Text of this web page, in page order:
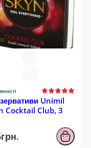
Unimil
Cocktail Club, 3